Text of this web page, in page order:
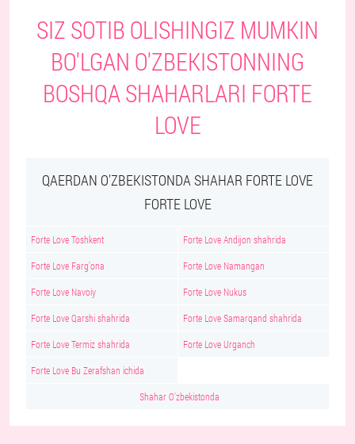
SIZ SOTIB OLISHINGIZ MUMKIN
BO'LGAN O'ZBEKISTONNING
BOSHQA SHAHARLARI FORTE
LOVE
QAERDAN O'ZBEKISTONDA SHAHAR FORTE LOVE
FORTE LOVE
Forte Love Toshkent Forte Love Andijon shahrida
Forte Love Farg'ona Forte Love Namangan
Forte Love Navoiy Forte Love Nukus
Forte Love Qarshi shahrida Forte Love Samarqand shahrida
Forte Love Termiz shahrida Forte Love Urganch
Forte Love Bu Zerafshan ichida
Shahar O'zbekistonda